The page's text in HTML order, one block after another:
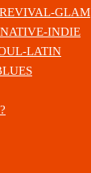
GLAM
INDIE
LATIN